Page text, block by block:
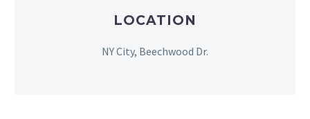
LOCATION
NY City, Beechwood Dr.